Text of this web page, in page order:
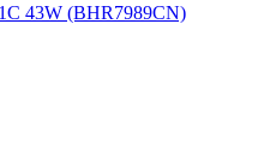
43W (BHR7989CN)